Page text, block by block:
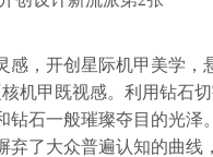
感，开创星际机甲美学，
机甲既视感。利用钻石
石一般璀璨夺目的光泽。
了大众普遍认知的曲线